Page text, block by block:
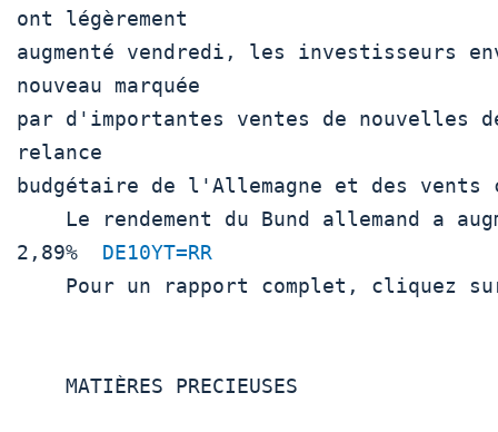
ont légèrement
augmenté vendredi, les investisseurs
nouveau marquée
par d'importantes ventes de nouvelles
relance
budgétaire de l'Allemagne et des
2,89% DE10YT=RR